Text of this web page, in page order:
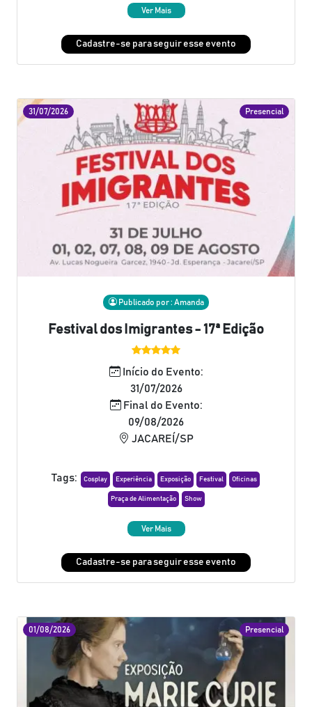
Ver Mais
Cadastre-se para seguir esse evento
Presencial
31/07/2026
Publicado por : Amanda
Festival dos Imigrantes - 17ª Edição
Início do Evento:
31/07/2026
Final do Evento:
09/08/2026
JACAREÍ/SP
Tags: Cosplay Experiência Exposição Festival Oficinas
Praça de Alimentação Show
Ver Mais
Cadastre-se para seguir esse evento
Presencial
01/08/2026